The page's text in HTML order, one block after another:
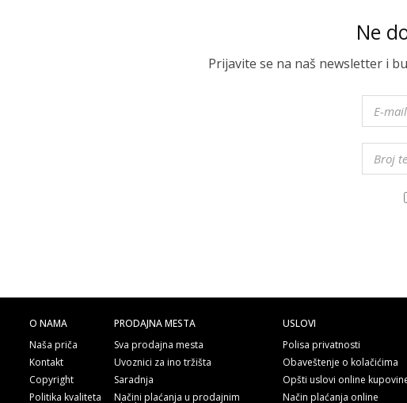
Ne
Prijavite se na naš newsletter i
O NAMA
Naša priča
Kontakt
Copyright
Politika kvaliteta
PRODAJNA MESTA
Sva prodajna mesta
Uvoznici za ino tržišta
Saradnja
Načini plaćanja u prodajnim
USLOVI
Polisa privatnosti
Obaveštenje o kolačićima
Opšti uslovi online
Način plaćanja online